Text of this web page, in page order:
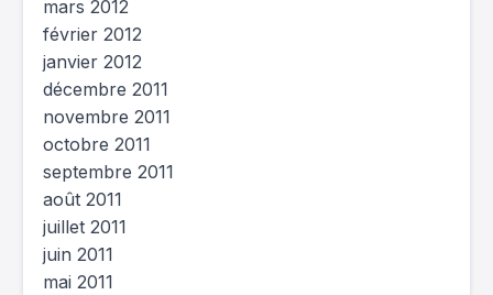
mars 2012
février 2012
janvier 2012
décembre 2011
novembre 2011
octobre 2011
septembre 2011
août 2011
juillet 2011
juin 2011
mai 2011